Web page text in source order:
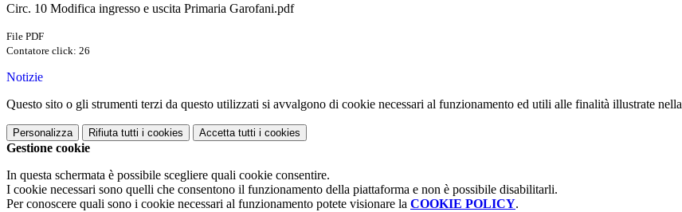
Circ. 10 Modifica ingresso e uscita Primaria Garofani.pdf
File PDF
Contatore click: 26
Notizie
Questo sito o gli strumenti terzi da questo utilizzati si avvalgono di cookie necessari al funzionamento ed utili alle finalità illustrate nella
Personalizza Rifiuta tutti i cookies Accetta tutti i cookies
Gestione cookie
In questa schermata è possibile scegliere quali cookie consentire.
I cookie necessari sono quelli che consentono il funzionamento della piattaforma e non è possibile disabilitarli.
Per conoscere quali sono i cookie necessari al funzionamento potete visionare la COOKIE POLICY.